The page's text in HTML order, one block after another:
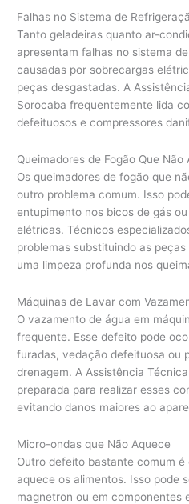
Falhas no Sistema de
Tanto geladeiras quanto ar-
apresentam falhas no sistema
causadas por sobrecargas
peças desgastadas. A
Sorocaba frequentemente lida
defeituosos e compressores
Queimadores de Fogão Que Não
Os queimadores de fogão que
outro problema comum. Isso
entupimento nos bicos de gás
elétricas. Técnicos
problemas substituindo as
uma limpeza profunda nos
Máquinas de Lavar com
O vazamento de água em
frequente. Esse defeito pode
furadas, vedação defeituosa ou
drenagem. A Assistência
preparada para realizar esses
evitando danos maiores ao
Micro-ondas que Não Aquece
Outro defeito bastante comum
aquece os alimentos. Isso pode
magnetron ou em componentes